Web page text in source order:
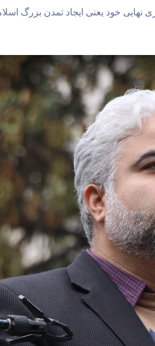
نهایی خود یعنی ایجاد تمدن